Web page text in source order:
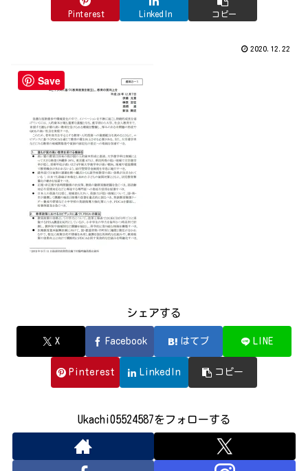
Pinterest LinkedIn コピー
2020.12.22
シェアする
X Facebook はてブ LINE
Pinterest LinkedIn コピー
Ukachi05524587をフォローする
Save